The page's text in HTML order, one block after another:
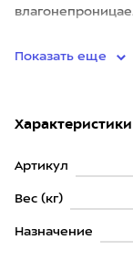
Показать еще
Характеристики
Артикул
Вес (кг)
Назначение